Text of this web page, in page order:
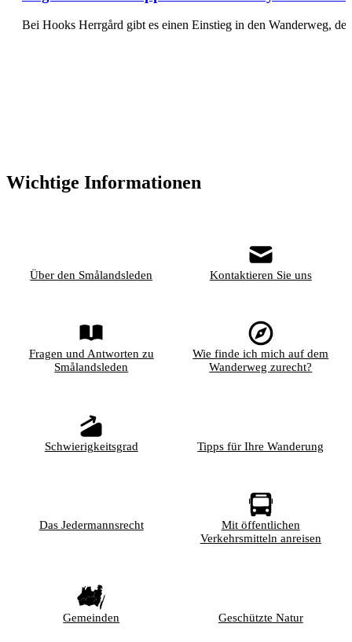
Bei Hooks Herrgård gibt es einen Einstieg in den Wanderweg,
Wichtige Informationen
Über den Smålandsleden Kontaktieren Sie uns
Fragen und Antworten zu
Smålandsleden
Wie finde ich mich auf dem
Wanderweg zurecht?
Schwierigkeitsgrad Tipps für Ihre Wanderung
Das Jedermannsrecht
Mit öffentlichen
Verkehrsmitteln anreisen
Gemeinden Geschützte Natur